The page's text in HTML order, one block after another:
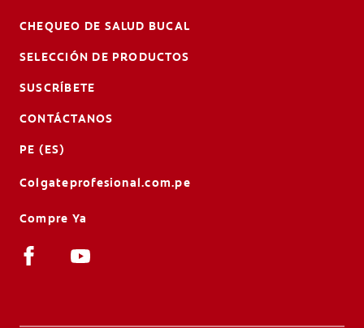
CHEQUEO DE SALUD BUCAL
SELECCIÓN DE PRODUCTOS
SUSCRÍBETE
CONTÁCTANOS
PE (ES)
Colgateprofesional.com.pe
Compre Ya